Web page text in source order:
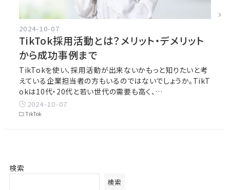
2024-10-07
TikTok採用活動とは？メリット・デメリット
から成功事例まで
TikTokを使い、採用活動が出来ないかもっと知りたいと考
えている企業担当者の方もいるのではないでしょうか。TikT
okは10代・20代と若い世代の需要も高く、…
2024-10-07
TikTok
検索
検索